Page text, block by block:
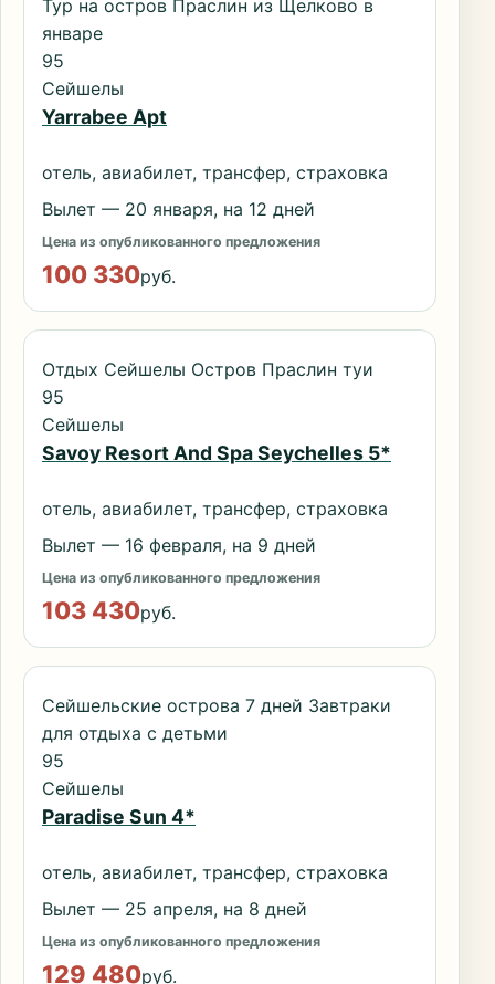
Тур на остров Праслин из Щелково в
январе
95
Сейшелы
Yarrabee Apt
отель, авиабилет, трансфер, страховка
Вылет — 20 января, на 12 дней
Цена из опубликованного предложения
100 330руб.
Отдых Сейшелы Остров Праслин туи
95
Сейшелы
Savoy Resort And Spa Seychelles 5*
отель, авиабилет, трансфер, страховка
Вылет — 16 февраля, на 9 дней
Цена из опубликованного предложения
103 430руб.
Сейшельские острова 7 дней Завтраки
для отдыха с детьми
95
Сейшелы
Paradise Sun 4*
отель, авиабилет, трансфер, страховка
Вылет — 25 апреля, на 8 дней
Цена из опубликованного предложения
129 480руб.